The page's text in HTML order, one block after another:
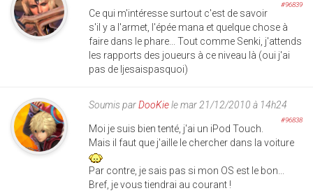
#96839
Ce qui m'intéresse surtout c'est de savoir
s'il y a l'armet, l'épée mana et quelque chose à
faire dans le phare... Tout comme Senki, j'attends
les rapports des joueurs à ce niveau là (oui j'ai
pas de Ijesaispasquoi)
Soumis parDooKiele mar 21/12/2010 à 14h24
#96838
Moi je suis bien tenté, j'ai un iPod Touch.
Mais il faut que j'aille le chercher dans la voiture
Par contre, je sais pas si mon OS est le bon...
Bref, je vous tiendrai au courant !